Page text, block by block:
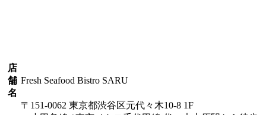
店
舗
名
Fresh Seafood Bistro SARU
〒151-0062 東京都渋谷区元代々木10-8 1F